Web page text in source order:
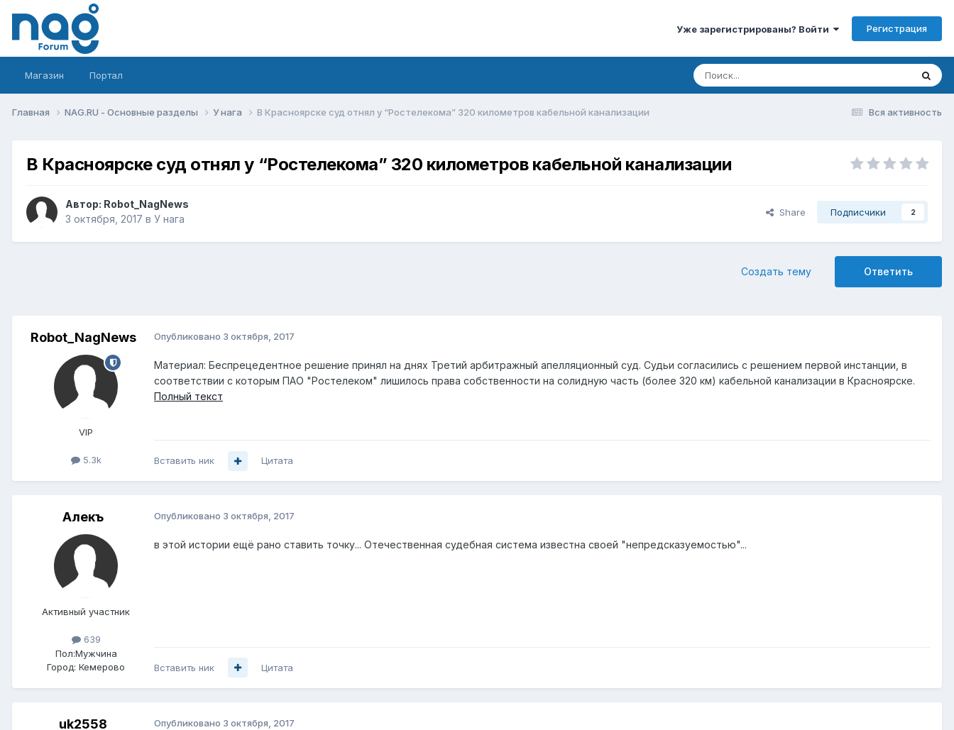
Уже зарегистрированы? Войти Регистрация
Магазин Портал
Вся активность
Главная NAG.RU - Основные разделы У нага В Красноярске суд отнял у “Ростелекома” 320 километров кабельной канализации
В Красноярске суд отнял у “Ростелекома” 320 километров кабельной канализации
Автор: Robot_NagNews
3 октября, 2017 в У нага
Share Подписчики 2
Ответить
Создать тему
Robot_NagNews
VIP
5.3k
Опубликовано 3 октября, 2017
Материал: Беспрецедентное решение принял на днях Третий арбитражный апелляционный суд. Судьи согласились с решением первой инстанции, в
соответствии с которым ПАО "Ростелеком" лишилось права собственности на солидную часть (более 320 км) кабельной канализации в Красноярске.
Полный текст
Вставить ник Цитата
Алекъ
Активный участник
639
Пол:Мужчина
Город: Кемерово
Опубликовано 3 октября, 2017
в этой истории ещё рано ставить точку... Отечественная судебная система известна своей "непредсказуемостью"...
Вставить ник Цитата
uk2558 Опубликовано 3 октября, 2017